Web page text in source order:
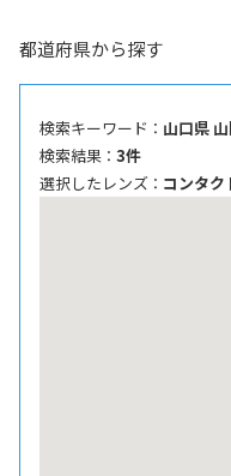
都道府県から探す
検索キーワード ： 山口県
検索結果 ： 3件
選択したレンズ ： コンタク